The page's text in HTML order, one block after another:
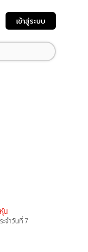
เข้าสู่ระบบ
น
จำวันที่ 7